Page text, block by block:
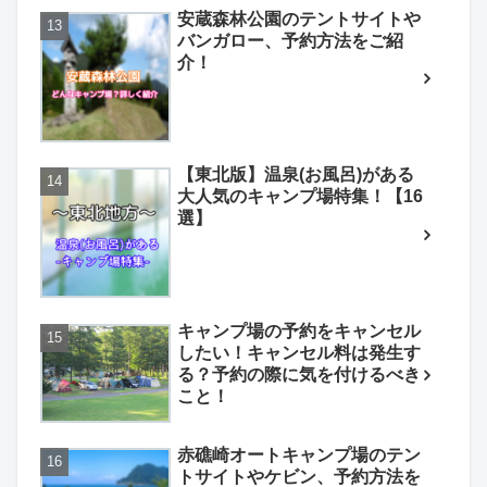
安蔵森林公園のテントサイトや
バンガロー、予約方法をご紹
介！
【東北版】温泉(お風呂)がある
大人気のキャンプ場特集！【16
選】
キャンプ場の予約をキャンセル
したい！キャンセル料は発生す
る？予約の際に気を付けるべき
こと！
赤礁崎オートキャンプ場のテン
トサイトやケビン、予約方法を